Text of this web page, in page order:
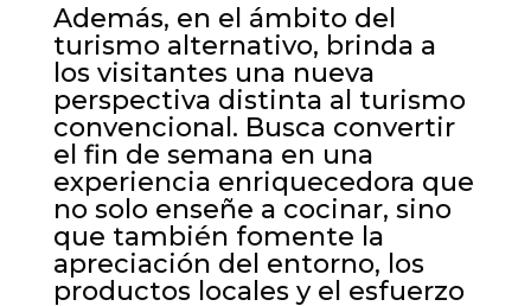
Además, en el ámbito del
turismo alternativo, brinda a
los visitantes una nueva
perspectiva distinta al turismo
convencional. Busca convertir
el fin de semana en una
experiencia enriquecedora que
no solo enseñe a cocinar, sino
que también fomente la
apreciación del entorno, los
productos locales y el esfuerzo